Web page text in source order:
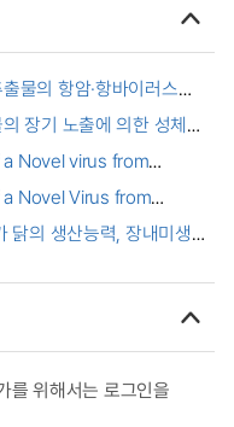
물의 항암·항바이러스
장기 노출에 의한 성체
(C-POPs) mixture
zebrafish
Novel virus from
Novel Virus from
의 생산능력, 장내미생물,
Quality in Chicks
를 위해서는 로그인을